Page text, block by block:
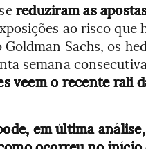
reduziram as
ao risco que
Sachs, os
semana
veem o recente rali
em última